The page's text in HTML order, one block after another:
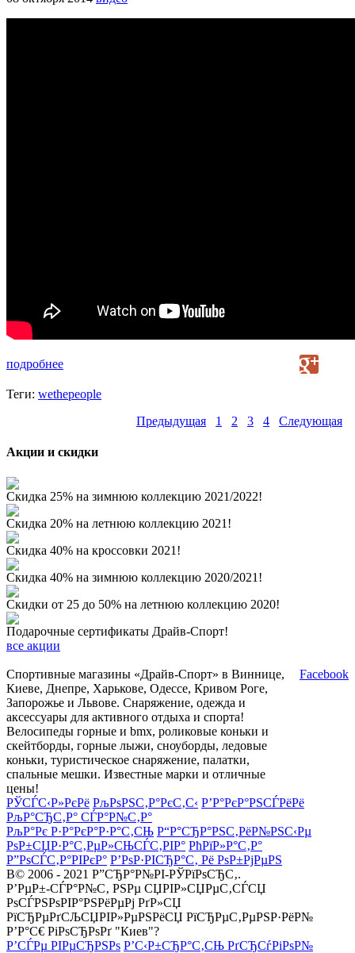
подробнее
Теги: wethepeople
Предыдущая
1 2 3 4 Следующая
Акции и скидки
Скидка 25% на зимнюю коллекцию 2021/2022!
Скидка 20% на летнюю коллекцию 2021!
Скидка 40% на кроссовки 2021!
Скидка 40% на зимнюю коллекцию 2020/2021!
Скидки от 25 до 50% на летнюю коллекцию 2020!
Подарочные сертификаты Драйв-Спорт!
все акции
Спортивные магазины «Драйв-Спорт» в Виннице,
Киеве, Днепре, Харькове, Одессе, Кривом Роге,
Запорожье и Львове. Снаряжение, одежда и
аксессуары для активного отдыха и спорта!
Велосипеды горные и bmx, роликовые коньки и
скейтборды, горные лыжи, сноуборды, ледовые
коньки, туристическое снаряжение, палатки,
спальные мешки. Известные марки и отличные
цены!
Facebook
РЎСЃС‹Р»РєРё РљРѕРЅС‚Р°РєС‚С‹ Р’Р°РєР°РЅСЃРёРё
РљР°СЂС‚Р° СЃР°Р№С‚Р°
РљР°Рє Р·Р°РєР°Р·Р°С‚СЊ Р“Р°СЂР°РЅС‚РёР№РЅС‹Рµ
РѕР±СЏР·Р°С‚РµР»СЊСЃС‚РІР° РћРїР»Р°С‚Р°
Р”РѕСЃС‚Р°РІРєР° Р’РѕР·РІСЂР°С‚ Рё РѕР±РјРµРЅ
В© 2006 - 2021 Р”СЂР°Р№РІ-РЎРїРѕСЂС‚.
Р’РµР±-СЃР°Р№С‚ РЅРµ СЏРІР»СЏРµС‚СЃСЏ
РѕСЃРЅРѕРІР°РЅРёРµРј РґР»СЏ
РїСЂРµРґСЉСЏРІР»РµРЅРёСЏ РїСЂРµС‚РµРЅР·РёР№
Р’Р°С€ РіРѕСЂРѕРґ "Киев"?
Р’СЃРµ РІРµСЂРЅРѕ Р’С‹Р±СЂР°С‚СЊ РґСЂСѓРіРѕР№